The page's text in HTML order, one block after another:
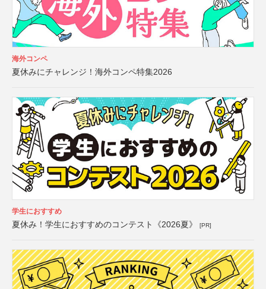
海外コンペ
夏休みにチャレンジ！海外コンペ特集2026
学生におすすめ
夏休み！学生におすすめのコンテスト《2026夏》 [PR]